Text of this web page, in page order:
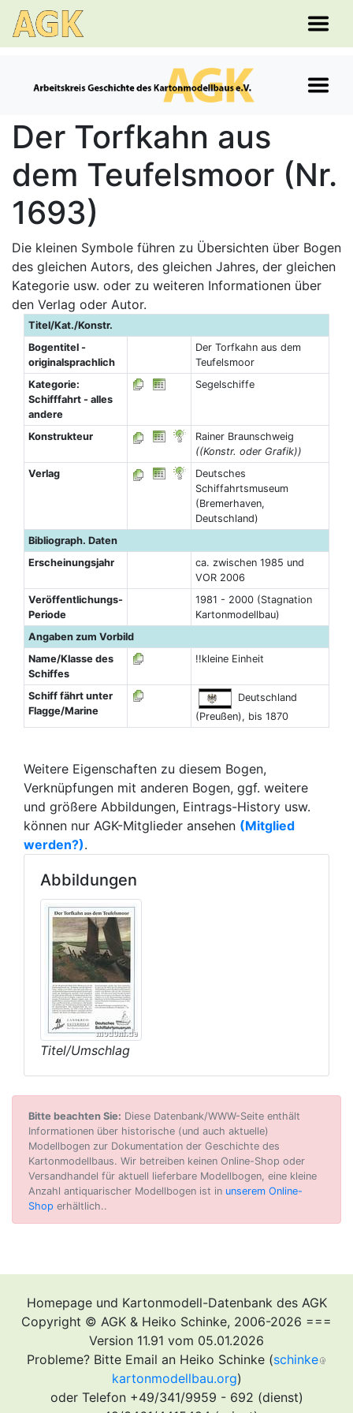
Der Torfkahn aus
dem Teufelsmoor (Nr.
1693)
Die kleinen Symbole führen zu Übersichten über Bogen
des gleichen Autors, des gleichen Jahres, der gleichen
Kategorie usw. oder zu weiteren Informationen über
den Verlag oder Autor.
Titel/Kat./Konstr.
Bogentitel -
originalsprachlich
Der Torfkahn aus dem
Teufelsmoor
Kategorie:
Schifffahrt - alles
andere
Segelschiffe
Konstrukteur
Rainer Braunschweig
((Konstr. oder Grafik))
Verlag
Deutsches
Schiffahrtsmuseum
(Bremerhaven,
Deutschland)
Bibliograph. Daten
Erscheinungsjahr
ca. zwischen 1985 und
VOR 2006
Veröffentlichungs-
Periode
1981 - 2000 (Stagnation
Kartonmodellbau)
Angaben zum Vorbild
Name/Klasse des
Schiffes
!!kleine Einheit
Schiff fährt unter
Flagge/Marine
Deutschland
(Preußen), bis 1870
Weitere Eigenschaften zu diesem Bogen,
Verknüpfungen mit anderen Bogen, ggf. weitere
und größere Abbildungen, Eintrags-History usw.
können nur AGK-Mitglieder ansehen (Mitglied
werden?).
Abbildungen
Titel/Umschlag
Bitte beachten Sie: Diese Datenbank/WWW-Seite enthält
Informationen über historische (und auch aktuelle)
Modellbogen zur Dokumentation der Geschichte des
Kartonmodellbaus. Wir betreiben keinen Online-Shop oder
Versandhandel für aktuell lieferbare Modellbogen, eine kleine
Anzahl antiquarischer Modellbogen ist in unserem Online-
Shop erhältlich..
Homepage und Kartonmodell-Datenbank des AGK
Copyright © AGK & Heiko Schinke, 2006-2026 ===
Version 11.91 vom 05.01.2026
Probleme? Bitte Email an Heiko Schinke (schinke
kartonmodellbau.org)
oder Telefon +49/341/9959 - 692 (dienst)